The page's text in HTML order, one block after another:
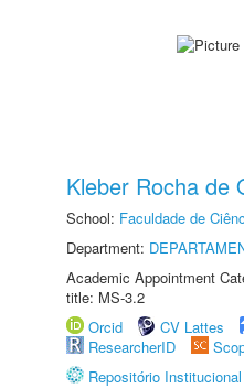
Kleber Rocha de
School: Faculdade de
Department:
Academic Appointment
title: MS-3.2
Orcid
CV Lattes
ResearcherID
Repositório